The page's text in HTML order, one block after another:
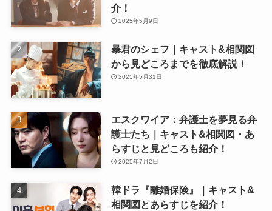
介！
2025年5月9日
暴君のシェフ｜キャスト&相関図
から見どころまでを徹底解説！
2025年5月31日
エスクワイア：弁護士を夢見る弁
護士たち｜キャスト&相関図・あ
らすじと見どころも紹介！
2025年7月2日
韓ドラ『離婚保険』｜キャスト&
相関図とあらすじを紹介！